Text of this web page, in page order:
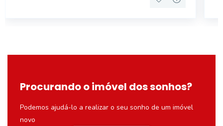
Procurando o imóvel dos sonhos?
Podemos ajudá-lo a realizar o seu sonho de um imóvel
novo